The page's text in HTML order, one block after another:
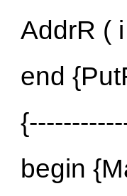
AddrR (
end
begin